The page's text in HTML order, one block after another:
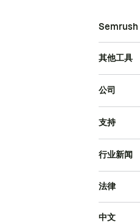
Semrush
其他工具
公司
支持
行业新闻
法律
中文